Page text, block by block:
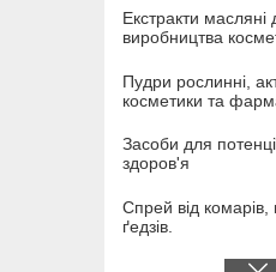
Екстракти масляні
виробництва
Пудри рослинні,
косметики та
Засоби для
здоров'я
Спрей від комарів,
ґедзів.